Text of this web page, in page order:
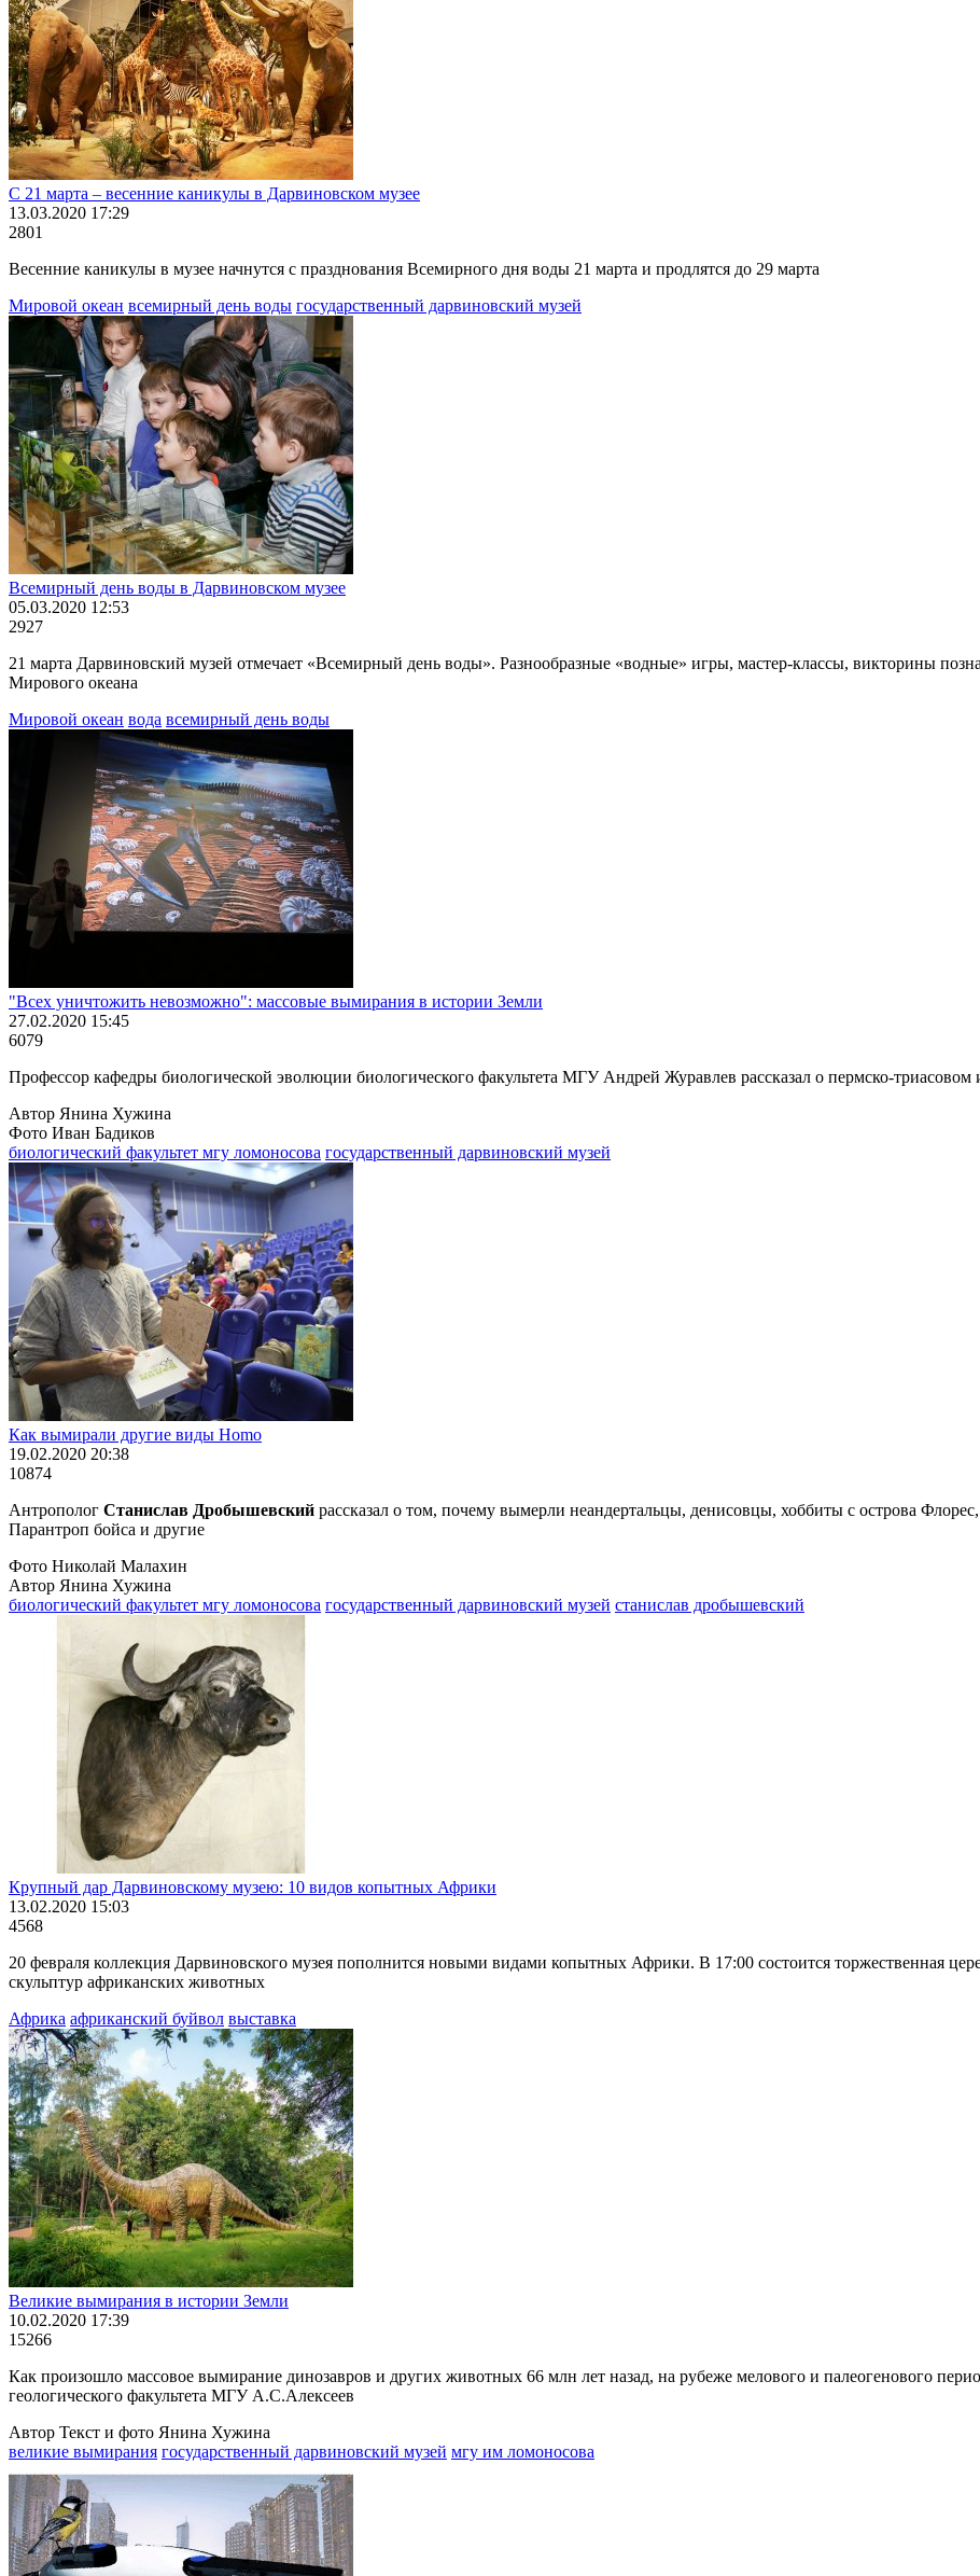
С 21 марта – весенние каникулы в Дарвиновском музее
13.03.2020 17:29
2801
Весенние каникулы в музее начнутся с празднования Всемирного дня воды 21 марта и продлятся до 29 марта
Мировой океан всемирный день воды государственный дарвиновский музей
Всемирный день воды в Дарвиновском музее
05.03.2020 12:53
2927
21 марта Дарвиновский музей отмечает «Всемирный день воды». Разнообразные «водные» игры, мастер-классы, викторины
Мирового океана
Мировой океан вода всемирный день воды
"Всех уничтожить невозможно": массовые вымирания в истории Земли
27.02.2020 15:45
6079
Профессор кафедры биологической эволюции биологического факультета МГУ Андрей Журавлев рассказал о пермско-
Автор Янина Хужина
Фото Иван Бадиков
биологический факультет мгу ломоносова государственный дарвиновский музей
Как вымирали другие виды Homo
19.02.2020 20:38
10874
Антрополог Станислав Дробышевский рассказал о том, почему вымерли неандертальцы, денисовцы, хоббиты с острова
Парантроп бойса и другие
Фото Николай Малахин
Автор Янина Хужина
биологический факультет мгу ломоносова государственный дарвиновский музей станислав дробышевский
Крупный дар Дарвиновскому музею: 10 видов копытных Африки
13.02.2020 15:03
4568
20 февраля коллекция Дарвиновского музея пополнится новыми видами копытных Африки. В 17:00 состоится торжественная
скульптур африканских животных
Африка африканский буйвол выставка
Великие вымирания в истории Земли
10.02.2020 17:39
15266
Как произошло массовое вымирание динозавров и других животных 66 млн лет назад, на рубеже мелового и палеогенового
геологического факультета МГУ А.С.Алексеев
Автор Текст и фото Янина Хужина
великие вымирания государственный дарвиновский музей мгу им ломоносова